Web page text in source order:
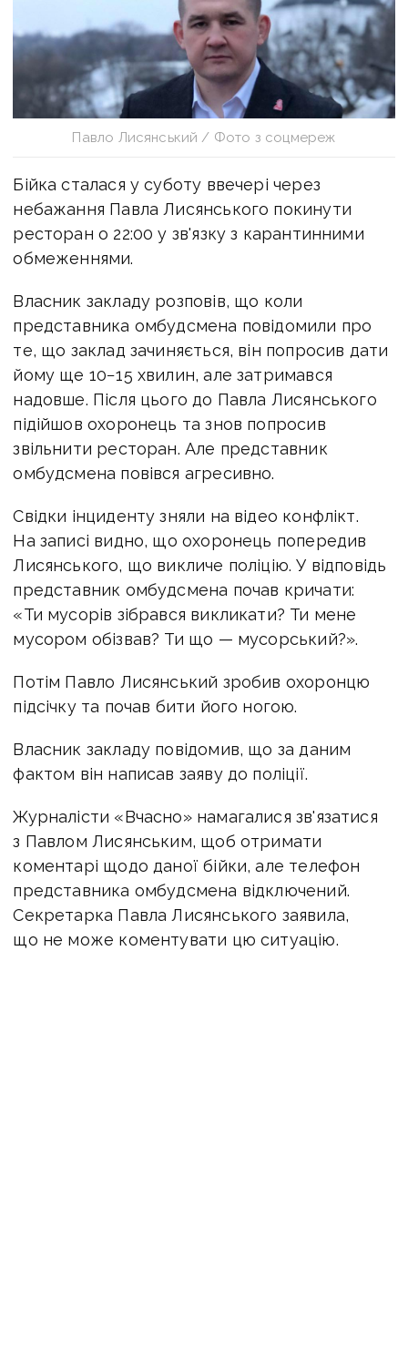
Павло Лисянський / Фото з соцмереж
Бійка сталася у суботу ввечері через
небажання Павла Лисянського покинути
ресторан о 22:00 у зв'язку з карантинними
обмеженнями.
Власник закладу розповів, що коли
представника омбудсмена повідомили про
те, що заклад зачиняється, він попросив дати
йому ще 10−15 хвилин, але затримався
надовше. Після цього до Павла Лисянського
підійшов охоронець та знов попросив
звільнити ресторан. Але представник
омбудсмена повівся агресивно.
Свідки інциденту зняли на відео конфлікт.
На записі видно, що охоронець попередив
Лисянського, що викличе поліцію. У відповідь
представник омбудсмена почав кричати:
«Ти мусорів зібрався викликати? Ти мене
мусором обізвав? Ти що — мусорський?».
Потім Павло Лисянський зробив охоронцю
підсічку та почав бити його ногою.
Власник закладу повідомив, що за даним
фактом він написав заяву до поліції.
Журналісти «Вчасно» намагалися зв'язатися
з Павлом Лисянським, щоб отримати
коментарі щодо даної бійки, але телефон
представника омбудсмена відключений.
Секретарка Павла Лисянського заявила,
що не може коментувати цю ситуацію.